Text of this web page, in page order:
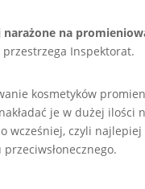
narażone na
przestrzega Inspektorat.
kosmetyków
je w dużej ilości
wcześniej, czyli